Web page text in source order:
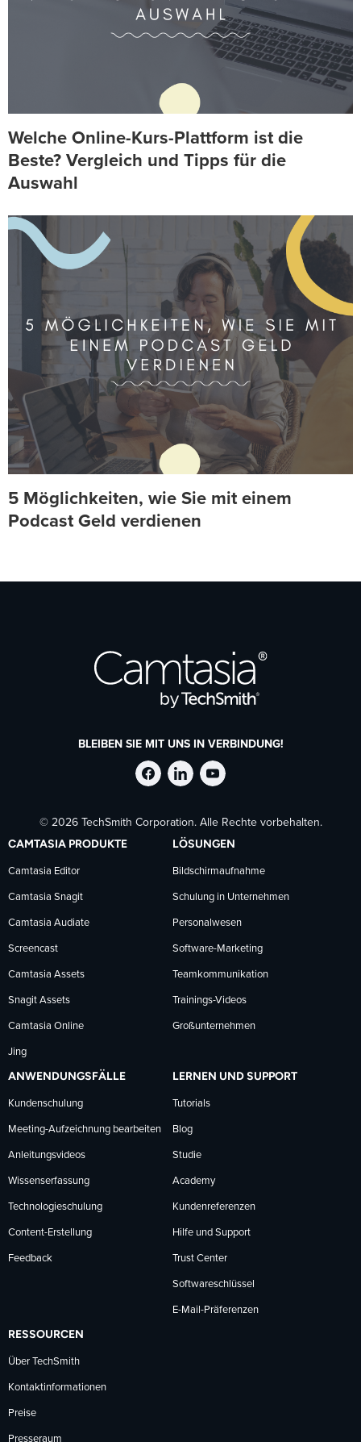
Welche Online-Kurs-Plattform ist die
Beste? Vergleich und Tipps für die
Auswahl
5 Möglichkeiten, wie Sie mit einem
Podcast Geld verdienen
BLEIBEN SIE MIT UNS IN VERBINDUNG!
TechSmith
auf
Facebook
folgen
TechSmith
auf
LinkedIn
folgen
TechSmith
auf
YouTube
© 2026 TechSmith Corporation. Alle Rechte vorbehalten.
CAMTASIA PRODUKTE
Camtasia Editor
Camtasia Snagit
Camtasia Audiate
Screencast
Camtasia Assets
Snagit Assets
Camtasia Online
Jing
LÖSUNGEN
Bildschirmaufnahme
Schulung in Unternehmen
Personalwesen
Software-Marketing
Teamkommunikation
Trainings-Videos
Großunternehmen
ANWENDUNGSFÄLLE
Kundenschulung
Meeting-Aufzeichnung bearbeiten
Anleitungsvideos
Wissenserfassung
Technologieschulung
Content-Erstellung
Feedback
LERNEN UND SUPPORT
Tutorials
Blog
Studie
Academy
Kundenreferenzen
Hilfe und Support
Trust Center
Softwareschlüssel
E-Mail-Präferenzen
RESSOURCEN
Über TechSmith
Kontaktinformationen
Preise
Presseraum